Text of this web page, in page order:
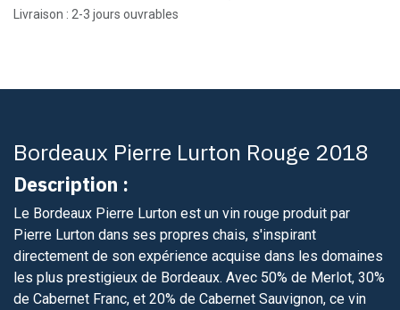
Livraison : 2-3 jours ouvrables
Bordeaux Pierre Lurton Rouge 2018
Description :
Le Bordeaux Pierre Lurton est un vin rouge produit par
Pierre Lurton dans ses propres chais, s'inspirant
directement de son expérience acquise dans les domaines
les plus prestigieux de Bordeaux. Avec 50% de Merlot, 30%
de Cabernet Franc, et 20% de Cabernet Sauvignon, ce vin